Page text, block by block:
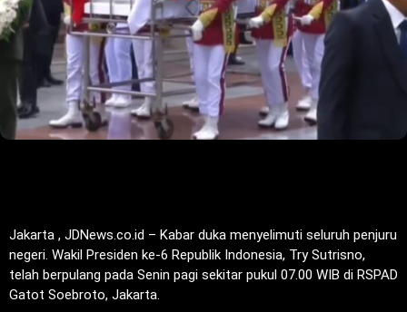
Jakarta , JDNews.co.id – Kabar duka menyelimuti seluruh penjuru
negeri. Wakil Presiden ke-6 Republik Indonesia, Try Sutrisno,
telah berpulang pada Senin pagi sekitar pukul 07.00 WIB di RSPAD
Gatot Soebroto, Jakarta.